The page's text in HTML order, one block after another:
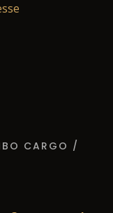
CARGO /